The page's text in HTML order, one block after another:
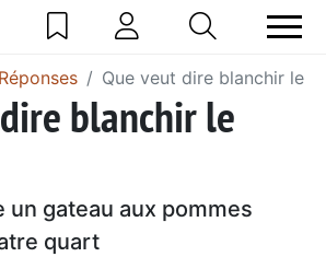
Que veut dire blanchir le
blanchir le
un gateau aux pommes
quart